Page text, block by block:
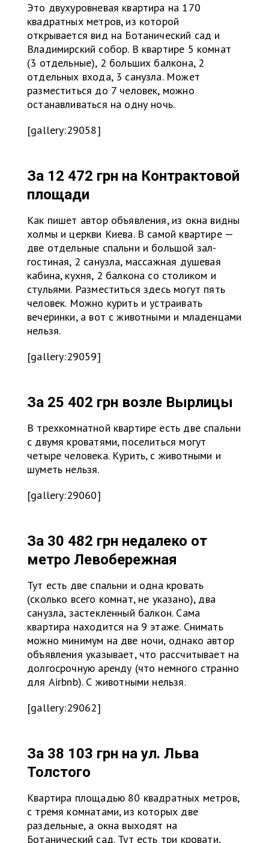
Это двухуровневая квартира на 170
квадратных метров, из которой
открывается вид на Ботанический сад и
Владимирский собор. В квартире 5 комнат
(3 отдельные), 2 больших балкона, 2
отдельных входа, 3 санузла. Может
разместиться до 7 человек, можно
останавливаться на одну ночь.
[gallery:29058]
За 12 472 грн на Контрактовой
площади
Как пишет автор объявления, из окна видны
холмы и церкви Киева. В самой квартире —
две отдельные спальни и большой зал-
гостиная, 2 санузла, массажная душевая
кабина, кухня, 2 балкона со столиком и
стульями. Разместиться здесь могут пять
человек. Можно курить и устраивать
вечеринки, а вот с животными и младенцами
нельзя.
[gallery:29059]
За 25 402 грн возле Вырлицы
В трехкомнатной квартире есть две спальни
с двумя кроватями, поселиться могут
четыре человека. Курить, с животными и
шуметь нельзя.
[gallery:29060]
За 30 482 грн недалеко от
метро Левобережная
Тут есть две спальни и одна кровать
(сколько всего комнат, не указано), два
санузла, застекленный балкон. Сама
квартира находится на 9 этаже. Снимать
можно минимум на две ночи, однако автор
объявления указывает, что рассчитывает на
долгосрочную аренду (что немного странно
для Airbnb). С животными нельзя.
[gallery:29062]
За 38 103 грн наул. Льва
Толстого
Kвартира площадью 80 квадратных метров,
с тремя комнатами, из которых две
раздельные, а окна выходят на
Ботанический сад. Тут есть три кровати,